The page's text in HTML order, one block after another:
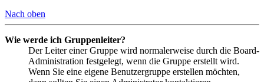
Nach oben
Wie werde ich Gruppenleiter?
Der Leiter einer Gruppe wird normalerweise durch die Board-
Administration festgelegt, wenn die Gruppe erstellt wird.
Wenn Sie eine eigene Benutzergruppe erstellen möchten,